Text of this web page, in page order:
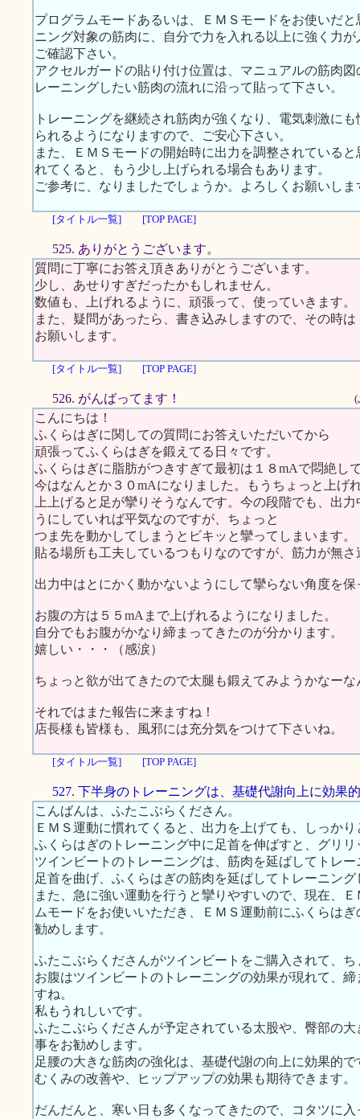
プログラムモードあるいは、ＥＭＳモードをお使いだ
ニング対象の筋肉に、自分で力を入れる以上に強く力
ご確認下さい。
アクセルガードの貼り付け位置は、マニュアルの筋肉
レーニングしたい筋肉の流れに沿って貼って下さい。
トレーニングを継続され筋肉が強くなり、電気刺激に
られるようになりますので、ご安心下さい。
また、ＥＭＳモードの開始時に出力を調整されている
れてくると、もう少し上げられる場合もあります。
ご参考に、なりましたでしょうか。よろしくお願いしま
[タイトル一覧] [TOP PAGE]
525. ありがとうございます。
質問に丁寧にお答え頂きありがとうございます。
少し、あせりすぎだったかもしれません。
数値も、上げれるように、頑張って、使っていきます。
また、疑問があったら、書き込みしますので、その時は
お願いします。
[タイトル一覧] [TOP PAGE]
526. がんばってます！ (
こんにちは！
ふくらはぎに関しての質問にお答えいただいてから
頑張ってふくらはぎを鍛えてる日々です。
ふくらはぎに脂肪がつきすぎて最初は１８mAで悶絶し
今はなんとか３０mAになりました。もうちょっと上げ
上上げると足が攣りそうなんです。今の段階でも、出
うにしていれば平気なのですが、ちょっと
つま先を動かしてしまうとビキッと攣ってしまいます。
貼る場所も工夫しているつもりなのですが、筋力が無
出力中はとにかく動かないようにして攣らない角度を
お腹の方は５５mAまで上げれるようになりました。
自分でもお腹がかなり締まってきたのが分かります。
嬉しい・・・（感涙）
ちょっと欲が出てきたので太腿も鍛えてみようかなー
それではまた報告に来ますね！
店長様も皆様も、風邪には充分気をつけて下さいね。
[タイトル一覧] [TOP PAGE]
527. 下半身のトレーニングは、基礎代謝向上に効果
こんばんは、ふたこぶらくださん。
ＥＭＳ運動に慣れてくると、出力を上げても、しっか
ふくらはぎのトレーニング中に足首を伸ばすと、グリ
ツインビートのトレーニングは、筋肉を延ばしてトレ
足首を曲げ、ふくらはぎの筋肉を延ばしてトレーニン
また、急に強い運動を行うと攣りやすいので、現在、
ムモードをお使いいただき、ＥＭＳ運動前にふくらは
勧めします。
ふたこぶらくださんがツインビートをご購入されて、
お腹はツインビートのトレーニングの効果が現れて、
すね。
私もうれしいです。
ふたこぶらくださんが予定されている太股や、臀部の
事をお勧めします。
足腰の大きな筋肉の強化は、基礎代謝の向上に効果的で
むくみの改善や、ヒップアップの効果も期待できます。
だんだんと、寒い日も多くなってきたので、コタツに